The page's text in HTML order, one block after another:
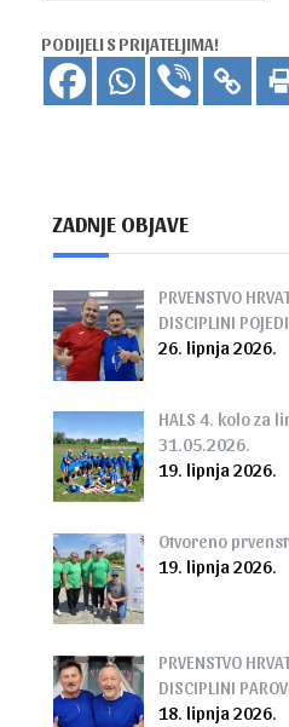
PODIJELI S PRIJATELJIMA!
ZADNJE OBJAVE
PRVENSTVO
DISCIPLINI
26. lipnja 2026.
HALS 4. kolo za
31.05.2026.
19. lipnja 2026.
Otvoreno
19. lipnja 2026.
PRVENSTVO
DISCIPLINI
18. lipnja 2026.